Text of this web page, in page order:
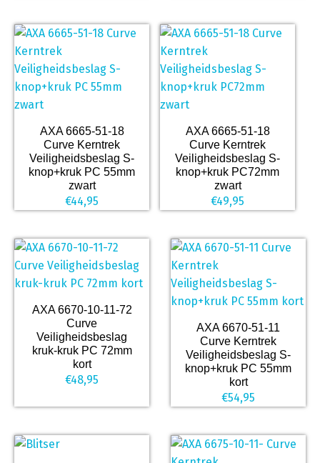
was:
€74,95.
is:
€49,95.
AXA 6665-51-18
Curve Kerntrek
Veiligheidsbeslag S-
knop+kruk PC 55mm
zwart
€44,95
AXA 6665-51-18
Curve Kerntrek
Veiligheidsbeslag S-
knop+kruk PC72mm
zwart
€49,95
AXA 6670-10-11-72
Curve
Veiligheidsbeslag
kruk-kruk PC 72mm
kort
€48,95
AXA 6670-51-11
Curve Kerntrek
Veiligheidsbeslag S-
knop+kruk PC 55mm
kort
€54,95